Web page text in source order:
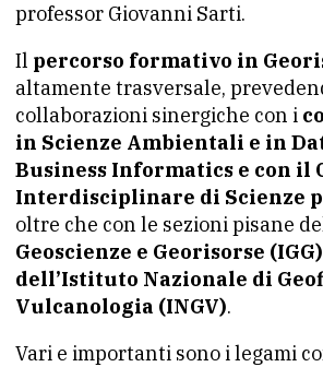
professor Giovanni Sarti.
Il percorso formativo in
altamente trasversale,
collaborazioni sinergiche con i
in Scienze Ambientali e in
Business Informatics e con il
Interdisciplinare di Scienze
oltre che con le sezioni pisane
Geoscienze e Georisorse
dell’Istituto Nazionale di
Vulcanologia (INGV).
Vari e importanti sono i legami